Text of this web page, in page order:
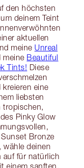
den höchsten
deinem Teint
aktuellen
meine Unreal
meine Beautiful
Tints! Diese
eine
liebsten
tropischen,
Pinky Glow
Bronze
wähle deinen
auf für natürlich